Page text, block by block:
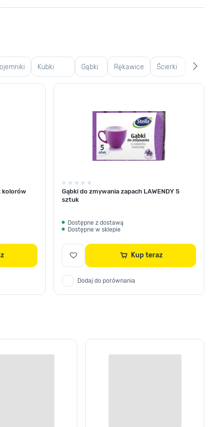
Kubki
termiczne
Gąbki Rękawice Ścierki
kolorów
Gąbki do zmywania zapach LAWENDY 5
sztuk
Dostępne z dostawą
Dostępne w sklepie
Kup teraz
Dodaj do porównania